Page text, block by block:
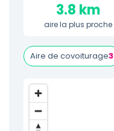
3.8 km
aire la plus proche
Aire de covoiturage3